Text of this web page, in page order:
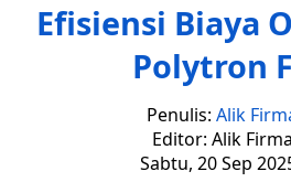
Efisiensi Biaya
Polytron
Penulis: Alik
Editor: Alik
Sabtu, 20 Sep